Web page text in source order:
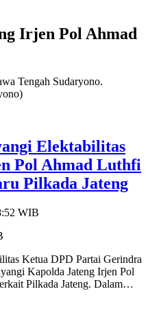
Irjen Pol Ahmad
Elektabilitas
Pol Ahmad Luthfi
Pilkada Jateng
WIB
Ketua DPD Partai Gerindra
Kapolda Jateng Irjen Pol
Pilkada Jateng. Dalam…